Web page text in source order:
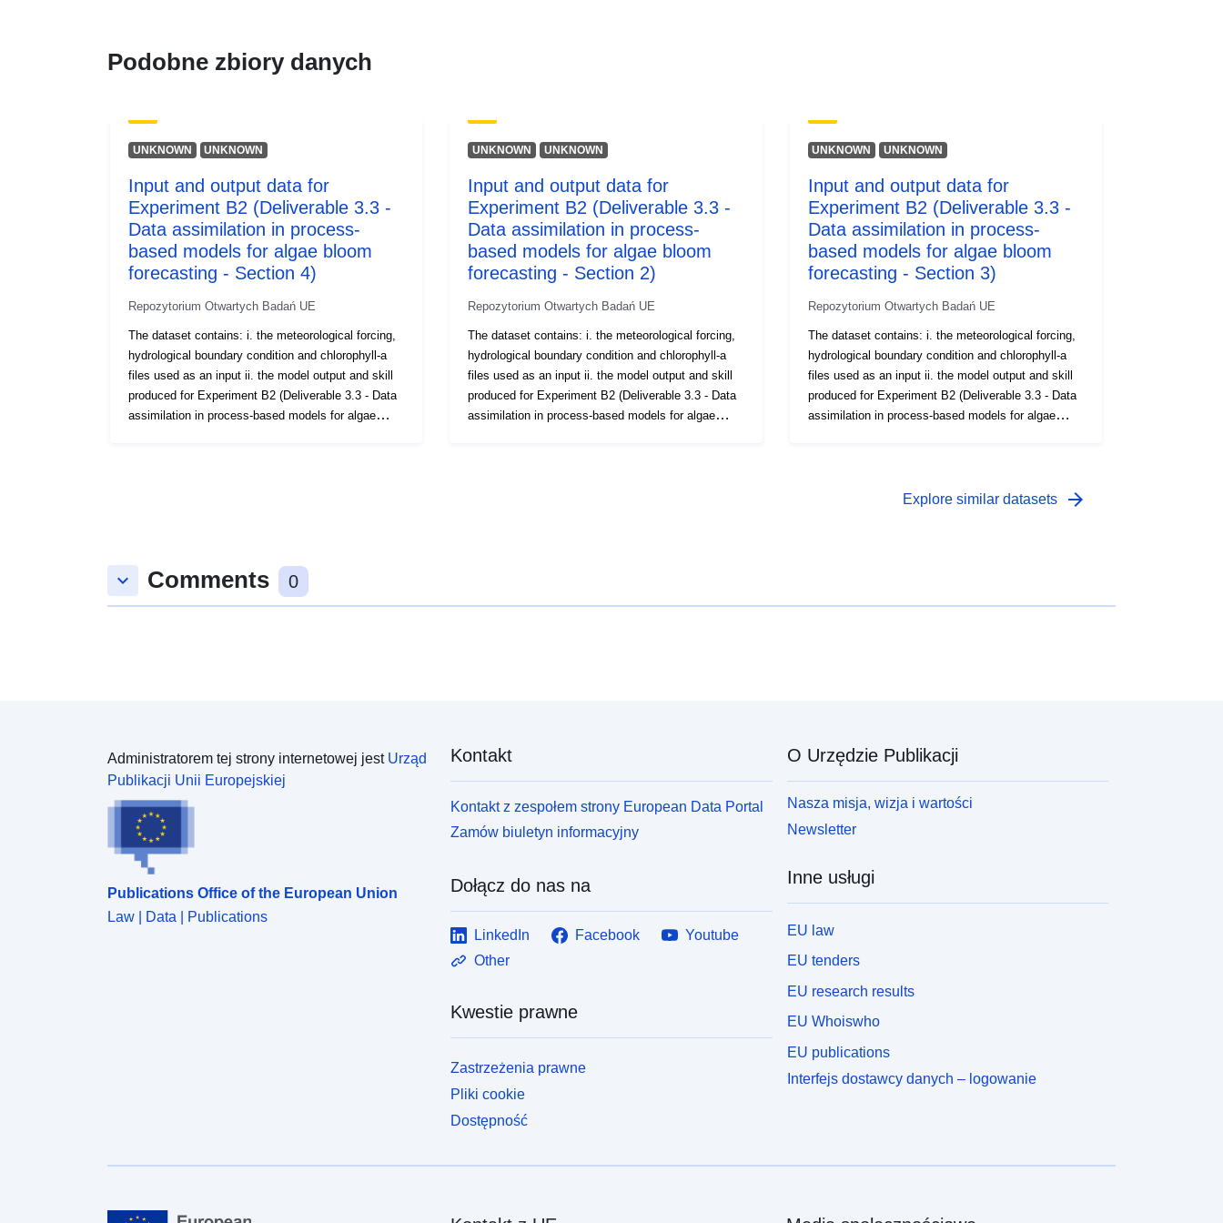
Podobne zbiory danych
UNKNOWN UNKNOWN
Input and output data for
Experiment B2 (Deliverable 3.3 -
Data assimilation in process-
based models for algae bloom
forecasting - Section 4)
Repozytorium Otwartych Badań UE
The dataset contains: i. the meteorological forcing,
hydrological boundary condition and chlorophyll-a
files used as an input ii. the model output and skill
produced for Experiment B2 (Deliverable 3.3 - Data
assimilation in process-based models for algae
UNKNOWN UNKNOWN
Input and output data for
Experiment B2 (Deliverable 3.3 -
Data assimilation in process-
based models for algae bloom
forecasting - Section 2)
Repozytorium Otwartych Badań UE
The dataset contains: i. the meteorological forcing,
hydrological boundary condition and chlorophyll-a
files used as an input ii. the model output and skill
produced for Experiment B2 (Deliverable 3.3 - Data
assimilation in process-based models for algae
UNKNOWN UNKNOWN
Input and output data for
Experiment B2 (Deliverable 3.3 -
Data assimilation in process-
based models for algae bloom
forecasting - Section 3)
Repozytorium Otwartych Badań UE
The dataset contains: i. the meteorological forcing,
hydrological boundary condition and chlorophyll-a
files used as an input ii. the model output and skill
produced for Experiment B2 (Deliverable 3.3 - Data
assimilation in process-based models for algae
Explore similar datasets arrow_forward
keyboard_arrow_down Comments 0
Administratorem tej strony internetowej jest Urząd
Publikacji Unii Europejskiej
Publications Office of the European Union
Law | Data | Publications
Kontakt
Kontakt z zespołem strony European Data Portal
Zamów biuletyn informacyjny
Dołącz do nas na
LinkedIn Facebook
Youtube
Other
Kwestie prawne
Zastrzeżenia prawne
Pliki cookie
Dostępność
O Urzędzie Publikacji
Nasza misja, wizja i wartości
Newsletter
Inne usługi
EU law
EU tenders
EU research results
EU Whoiswho
EU publications
Interfejs dostawcy danych – logowanie